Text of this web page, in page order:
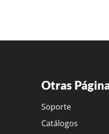
Otras
Soporte
Catálogos